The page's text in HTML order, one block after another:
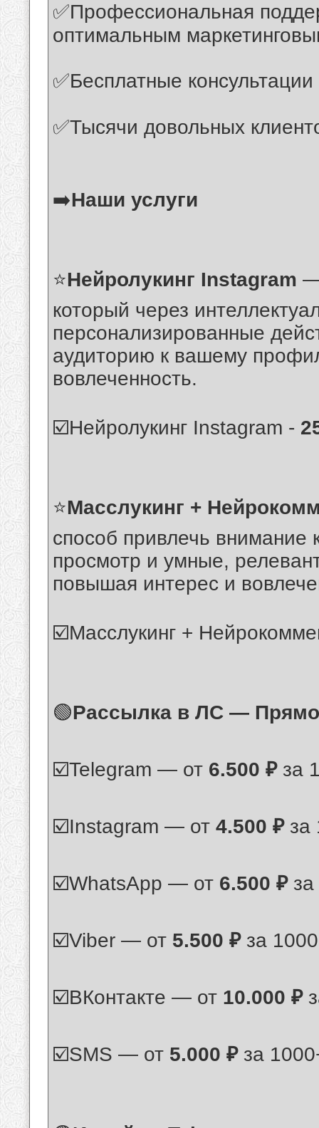
✅Профессиональная
оптимальным
✅Бесплатные
✅Тысячи довольных
➡️Наши услуги
⭐️Нейролукинг Instagram —
который через
персонализированные
аудиторию к вашему
вовлеченность.
☑️Нейролукинг Instagram -
⭐️Масслукинг +
способ привлечь внимание
просмотр и умные,
повышая интерес и
☑️Масслукинг +
🟢Рассылка в ЛС —
☑️Telegram — от 6.500 ₽за
☑️Instagram — от 4.500 ₽за
☑️WhatsApp — от 6.500 ₽за
☑️Viber — от 5.500 ₽за
☑️ВКонтакте — от 10.000 ₽
☑️SMS — от 5.000 ₽за